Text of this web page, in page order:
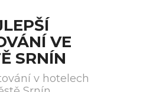
VE
SRNÍN
v hotelech